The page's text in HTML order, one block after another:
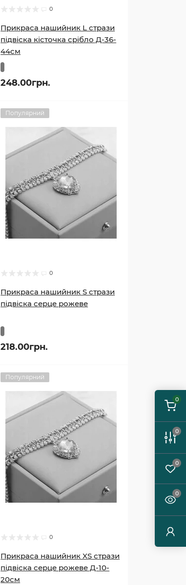
0
0
0
0
0
Прикраса нашийник L стрази
підвіска кісточка срібло Д-36-
44см
248.00грн.
Популярний
0
Прикраса нашийник S стрази
підвіска серце рожеве
218.00грн.
Популярний
0
Прикраса нашийник XS стрази
підвіска серце рожеве Д-10-
20см